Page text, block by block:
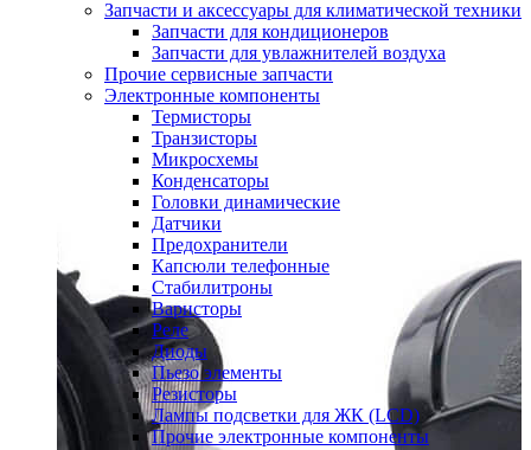
Запчасти и аксессуары для климатической техники
Запчасти для кондиционеров
Запчасти для увлажнителей воздуха
Прочие сервисные запчасти
Электронные компоненты
Термисторы
Транзисторы
Микросхемы
Конденсаторы
Головки динамические
Датчики
Предохранители
Капсюли телефонные
Стабилитроны
Варисторы
Реле
Диоды
Пьезо элементы
Резисторы
Лампы подсветки для ЖК (LCD)
Прочие электронные компоненты